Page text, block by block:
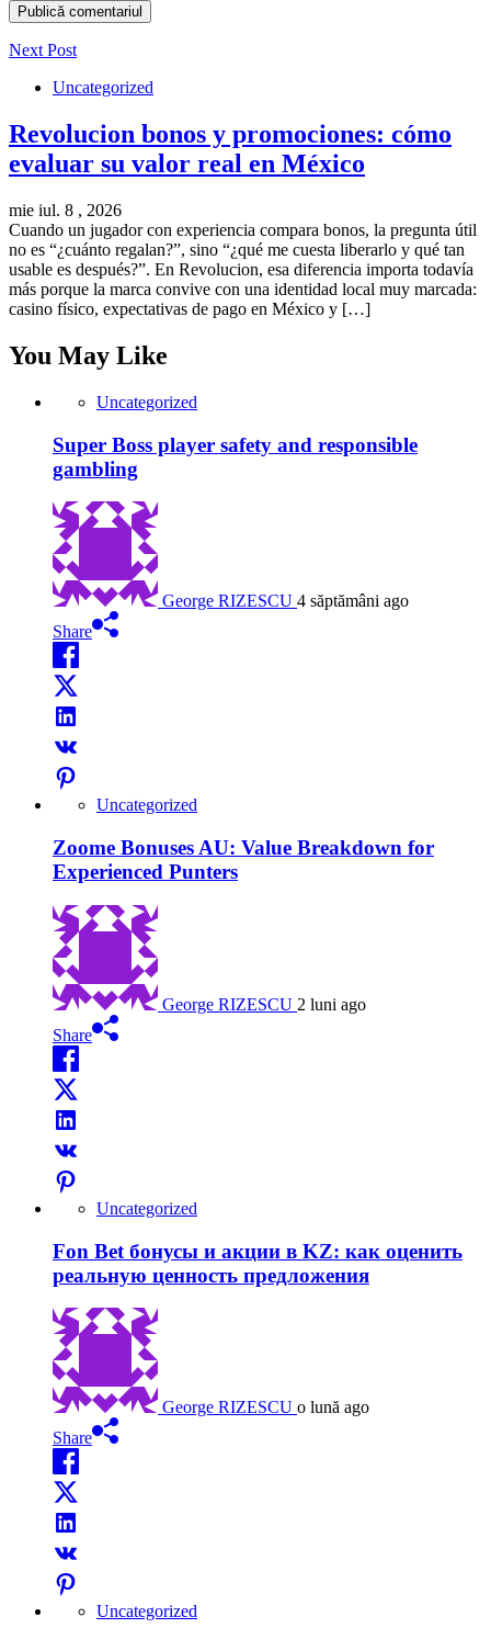
Next Post
Uncategorized
Revolucion bonos y promociones: cómo
evaluar su valor real en México
mie iul. 8 , 2026
Cuando un jugador con experiencia compara bonos, la pregunta útil
no es “¿cuánto regalan?”, sino “¿qué me cuesta liberarlo y qué tan
usable es después?”. En Revolucion, esa diferencia importa todavía
más porque la marca convive con una identidad local muy marcada:
casino físico, expectativas de pago en México y […]
You May Like
Uncategorized
Super Boss player safety and responsible
gambling
George RIZESCU 4 săptămâni ago
Share
Uncategorized
Zoome Bonuses AU: Value Breakdown for
Experienced Punters
George RIZESCU 2 luni ago
Share
Uncategorized
Fon Bet бонусы и акции в KZ: как оценить
реальную ценность предложения
George RIZESCU o lună ago
Share
Uncategorized